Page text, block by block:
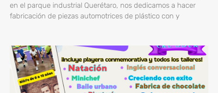
en el parque industrial Querétaro, nos dedicamos a hacer
fabricación de piezas automotrices de plástico con y